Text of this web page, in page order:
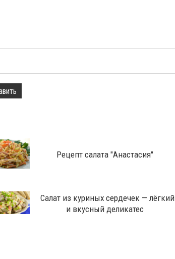
Рецепт салата "Анастасия"
Салат из куриных сердечек — лёгкий
и вкусный деликатес